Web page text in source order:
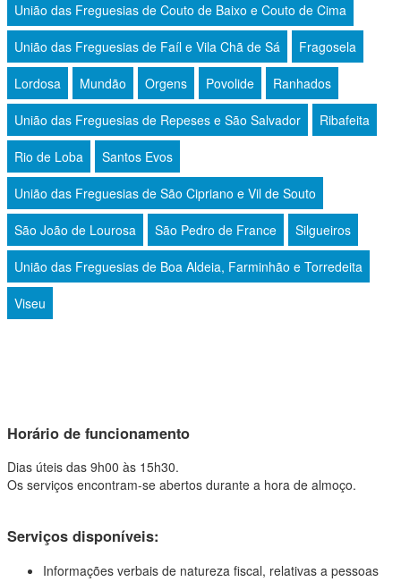
União das Freguesias de Couto de Baixo e Couto de Cima
União das Freguesias de Faíl e Vila Chã de Sá Fragosela
Lordosa Mundão Orgens Povolide Ranhados
União das Freguesias de Repeses e São Salvador Ribafeita
Rio de Loba Santos Evos
União das Freguesias de São Cipriano e Vil de Souto
São João de Lourosa São Pedro de France Silgueiros
União das Freguesias de Boa Aldeia, Farminhão e Torredeita
Viseu
Horário de funcionamento
Dias úteis das 9h00 às 15h30.
Os serviços encontram-se abertos durante a hora de almoço.
Serviços disponíveis:
Informações verbais de natureza fiscal, relativas a pessoas